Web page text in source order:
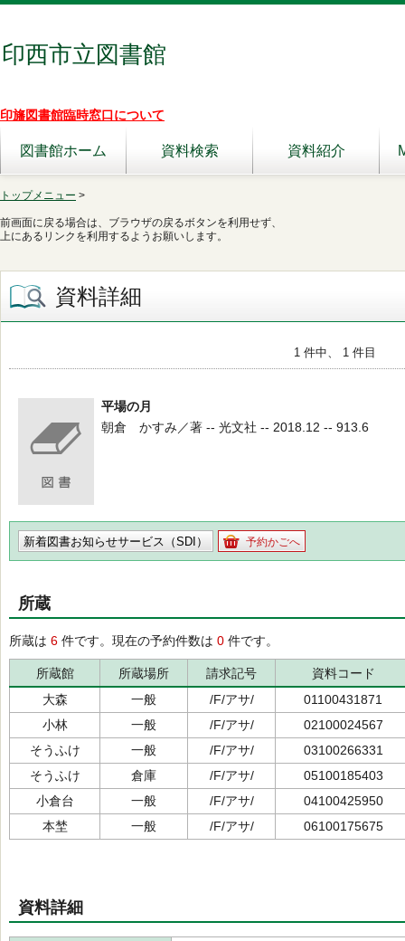
印西市立図書館
印旛図書館臨時窓口について
図書館ホーム 資料検索 資料紹介
トップメニュー >
前画面に戻る場合は、ブラウザの戻るボタンを利用せず、
上にあるリンクを利用するようお願いします。
資料詳細
1 件中、 1 件目
平場の月
朝倉 かすみ／著 -- 光文社 -- 2018.12 -- 913.6
新着図書お知らせサービス（SDI） 予約かごへ
所蔵
所蔵は 6 件です。現在の予約件数は 0 件です。
所蔵館 所蔵場所 請求記号
資料コード
大森
一般 /F/アサ/
01100431871
小林
一般 /F/アサ/
02100024567
そうふけ
一般 /F/アサ/
03100266331
そうふけ
倉庫 /F/アサ/
05100185403
小倉台
一般 /F/アサ/
04100425950
本埜
一般 /F/アサ/ 06100175675
資料詳細